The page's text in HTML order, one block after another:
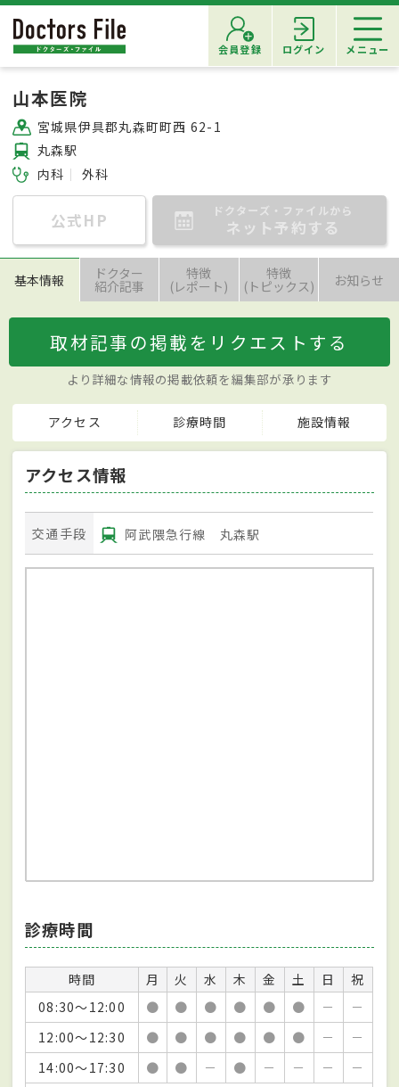
会員登録 ログイン メニュー
山本医院
宮城県伊具郡丸森町町西 62-1
丸森駅
内科
外科
公式HP ドクターズ・ファイルから
ネット予約する
基本情報 ドクター
紹介記事
特徴
(レポート)
特徴
(トピックス) お知らせ
取材記事の掲載をリクエストする
より詳細な情報の掲載依頼を編集部が承ります
アクセス 診療時間 施設情報
アクセス情報
交通手段 阿武隈急行線 丸森駅
診療時間
時間 月 火 水 木 金 土 日
祝
08:30～12:00
● ● ● ● ● ● －
－
12:00～12:30
● ● ● ● ● ● －
－
14:00～17:30
● ● － ● － － －
－